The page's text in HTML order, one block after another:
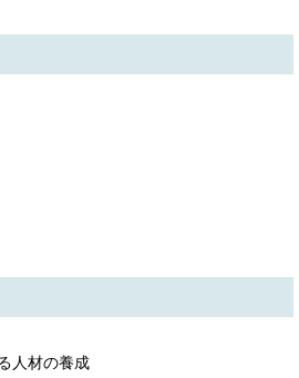
人材の養成